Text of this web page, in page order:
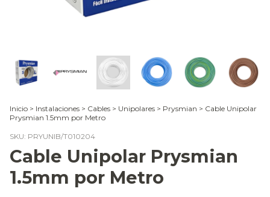
Inicio > Instalaciones > Cables > Unipolares > Prysmian > Cable Unipolar
Prysmian 1.5mm por Metro
SKU: PRYUNIB/T010204
Cable Unipolar Prysmian
1.5mm por Metro